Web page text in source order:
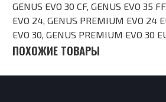
GENUS EVO 30 СF, GENUS EVO 35
EVO 24, GENUS PREMIUM EVO 24
EVO 30, GENUS PREMIUM EVO 30
ПОХОЖИЕ ТОВАРЫ